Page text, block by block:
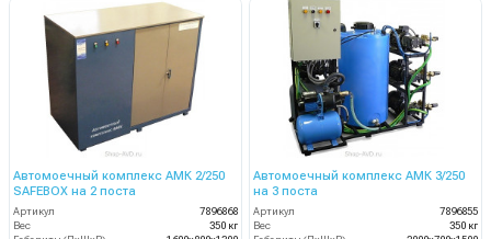
Автомоечный комплекс АМК 2/250
SAFEBOX на 2 поста
Артикул
7896868
Вес
350 кг
Автомоечный комплекс АМК 3/250
на 3 поста
Артикул
7896855
Вес
350 кг